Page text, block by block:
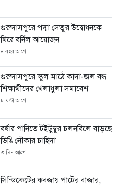
গুরুদাসপুরে পদ্মা সেতুর উদ্বোধনকে
ঘিরে বর্নিল আয়োজন
৪ বছর আগে
গুরুদাসপুরে স্কুল মাঠে কাদা-জল বন্ধ
শিক্ষার্থীদের খেলাধুলা সমাবেশ
৮ ঘণ্টা আগে
বর্ষার পানিতে টইটুম্বুর চলনবিলে বাড়ছে
ডিঙি নৌকার চাহিদা
৩ দিন আগে
সিন্ডিকেটের কবজায় পাটের বাজার,